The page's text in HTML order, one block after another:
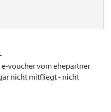
voucher vom ehepartner
nicht mitfliegt - nicht